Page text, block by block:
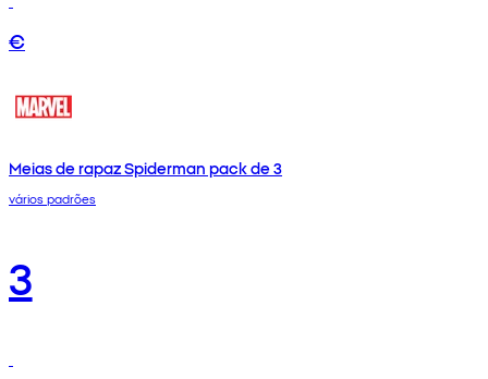
€
Meias de rapaz Spiderman pack de 3
vários padrões
3